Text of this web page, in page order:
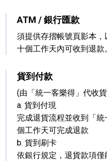
ATM / 銀行匯款
須提供存摺帳號頁影本
十個工作天內可收到退款
貨到付款
(由「統一客樂得」代收
a. 貨到付現
完成退貨流程並收到「
個工作天可完成退款
b. 貨到刷卡
依銀行規定，退貨款項僅